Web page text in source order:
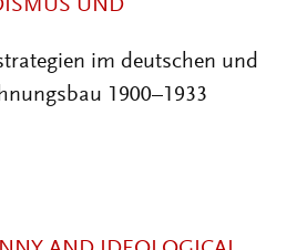
UND
im deutschen und
1900–1933